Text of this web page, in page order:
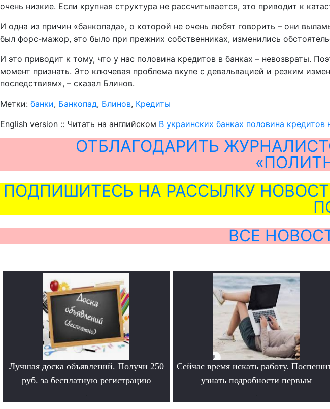
очень низкие. Если крупная структура не рассчитывается, это приводит к
И одна из причин «банкопада», о которой не очень любят говорить – они
был форс-мажор, это было при прежних собственниках, изменились
И это приводит к тому, что у нас половина кредитов в банках – невозвраты.
момент признать. Это ключевая проблема вкупе с девальвацией и резким
последствиям», – сказал Блинов.
Метки: банки, Банкопад, Блинов, Кредиты
English version :: Читать на английском В украинских банках половина кредитов
ОТБЛАГОДАРИТЬ
ПОДПИШИТЕСЬ НА РАССЫЛКУ
ВСЕ
Лучшая доска объявлений. Получи 250
руб. за бесплатную регистрацию
Сейчас время искать работу.
узнать подробности первым